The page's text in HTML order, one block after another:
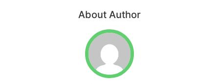
About Author